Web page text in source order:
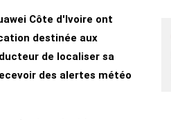
Côte d'Ivoire ont
destinée aux
de localiser sa
des alertes météo